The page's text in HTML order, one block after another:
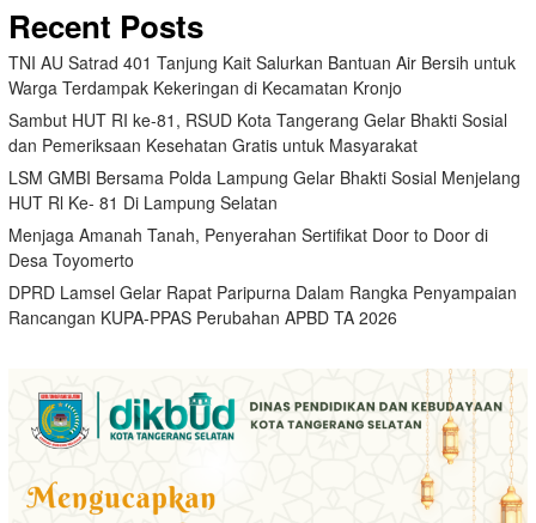
Recent Posts
TNI AU Satrad 401 Tanjung Kait Salurkan Bantuan Air Bersih untuk
Warga Terdampak Kekeringan di Kecamatan Kronjo
Sambut HUT RI ke-81, RSUD Kota Tangerang Gelar Bhakti Sosial
dan Pemeriksaan Kesehatan Gratis untuk Masyarakat
LSM GMBI Bersama Polda Lampung Gelar Bhakti Sosial Menjelang
HUT Rl Ke- 81 Di Lampung Selatan
Menjaga Amanah Tanah, Penyerahan Sertifikat Door to Door di
Desa Toyomerto
DPRD Lamsel Gelar Rapat Paripurna Dalam Rangka Penyampaian
Rancangan KUPA-PPAS Perubahan APBD TA 2026